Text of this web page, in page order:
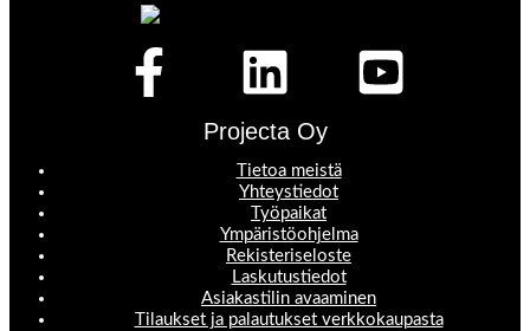
Projecta Oy
Tietoa meistä
Yhteystiedot
Työpaikat
Ympäristöohjelma
Rekisteriseloste
Laskutustiedot
Asiakastilin avaaminen
Tilaukset ja palautukset verkkokaupasta